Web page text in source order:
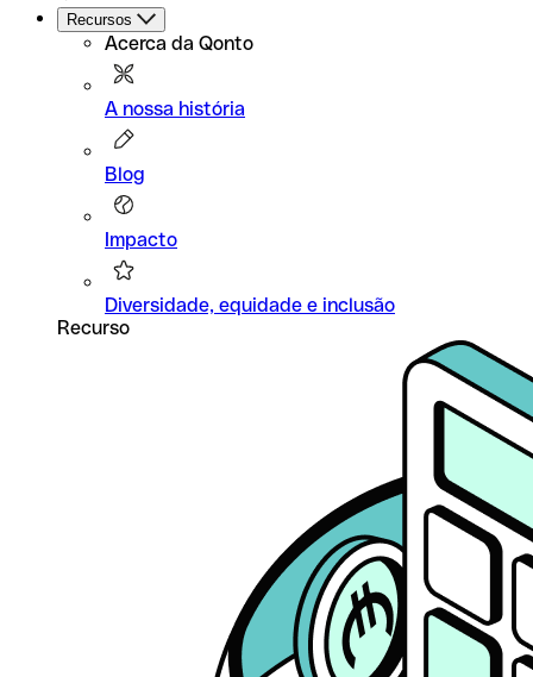
Recursos
Acerca da Qonto
A nossa história
Blog
Impacto
Diversidade, equidade e inclusão
Recurso